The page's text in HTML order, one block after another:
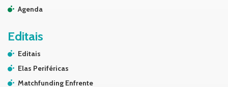
Agenda
Editais
Editais
Elas Periféricas
Matchfunding Enfrente